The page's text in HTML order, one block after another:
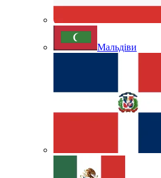
Мальдіви